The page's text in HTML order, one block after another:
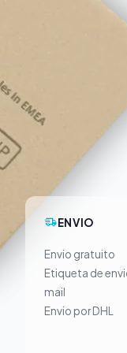
ENVIO
Envio gratuito
Etiqueta de
mail
Envio por DHL